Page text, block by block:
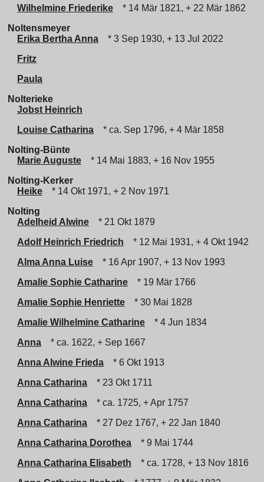
Wilhelmine Friederike
* 14 Mär 1821, + 22 Mär 1862
Noltensmeyer
Erika Bertha Anna
* 3 Sep 1930, + 13 Jul 2022
Fritz
Paula
Nolterieke
Jobst Heinrich
Louise Catharina
* ca. Sep 1796, + 4 Mär 1858
Nolting-Bünte
Marie Auguste
* 14 Mai 1883, + 16 Nov 1955
Nolting-Kerker
Heike
* 14 Okt 1971, + 2 Nov 1971
Nolting
Adelheid Alwine
* 21 Okt 1879
Adolf Heinrich Friedrich
* 12 Mai 1931, + 4 Okt 1942
Alma Anna Luise
* 16 Apr 1907, + 13 Nov 1993
Amalie Sophie Catharine
* 19 Mär 1766
Amalie Sophie Henriette
* 30 Mai 1828
Amalie Wilhelmine Catharine
* 4 Jun 1834
Anna
* ca. 1622, + Sep 1667
Anna Alwine Frieda
* 6 Okt 1913
Anna Catharina
* 23 Okt 1711
Anna Catharina
* ca. 1725, + Apr 1757
Anna Catharina
* 27 Dez 1767, + 22 Jan 1840
Anna Catharina Dorothea
* 9 Mai 1744
Anna Catharina Elisabeth
* ca. 1728, + 13 Nov 1816